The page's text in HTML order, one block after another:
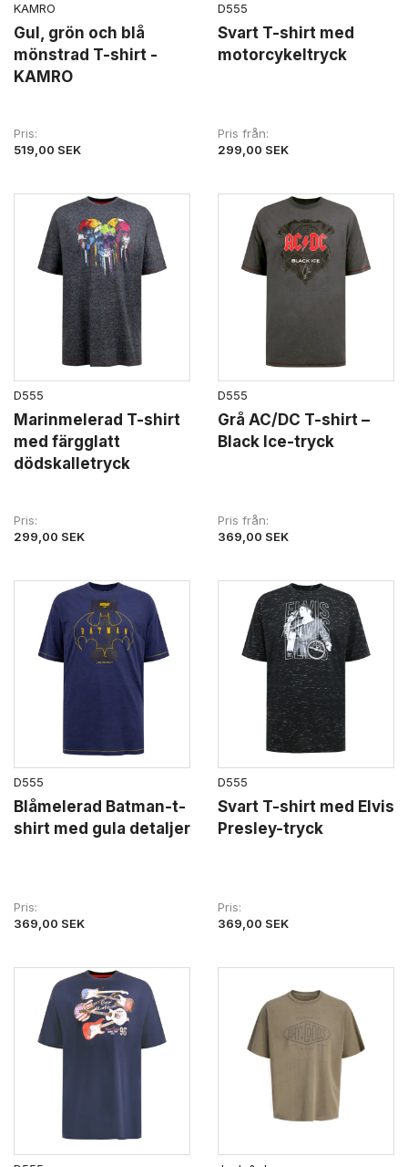
KAMRO
Gul, grön och blå
mönstrad T-shirt -
KAMRO
Pris
519,00 SEK
D555
Svart T-shirt med
motorcykeltryck
Pris från
299,00 SEK
D555
Marinmelerad T-shirt
med färgglatt
dödskalletryck
Pris
299,00 SEK
D555
Grå AC/DC T-shirt –
Black Ice-tryck
Pris från
369,00 SEK
D555
Blåmelerad Batman-t-
shirt med gula detaljer
Pris
369,00 SEK
D555
Svart T-shirt med Elvis
Presley-tryck
Pris
369,00 SEK